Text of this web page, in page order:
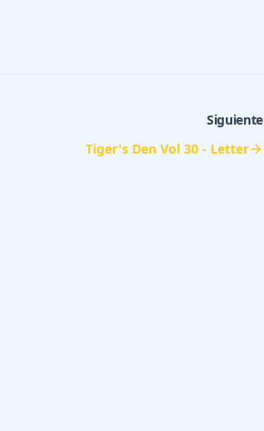
Siguiente
Tiger's Den Vol 30 - Letter